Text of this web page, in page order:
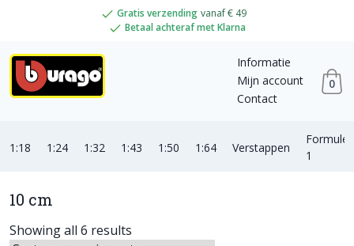
Gratis verzending vanaf € 49
Betaal achteraf met Klarna
Informatie
Mijn account
Contact
0
1:18 1:24 1:32 1:43 1:50 1:64 Verstappen
Formule
1
10 cm
Showing all 6 results